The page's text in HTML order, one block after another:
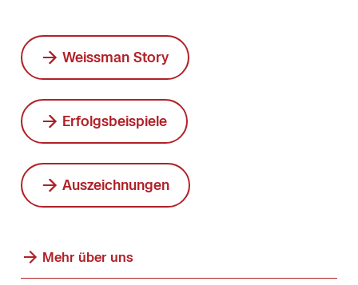
Weissman Story
Erfolgsbeispiele
Auszeichnungen
Mehr über uns